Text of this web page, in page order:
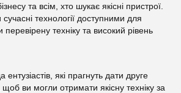
та всім, хто шукає якісні пристрої.
технології доступними для
техніку та високий рівень
які прагнуть дати друге
ви могли отримати якісну техніку за